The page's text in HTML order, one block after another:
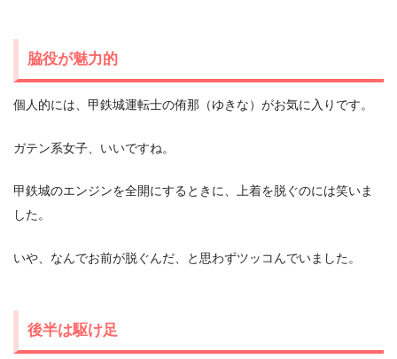
脇役が魅力的
個人的には、甲鉄城運転士の侑那（ゆきな）がお気に入りです。
ガテン系女子、いいですね。
甲鉄城のエンジンを全開にするときに、上着を脱ぐのには笑いま
した。
いや、なんでお前が脱ぐんだ、と思わずツッコんでいました。
後半は駆け足